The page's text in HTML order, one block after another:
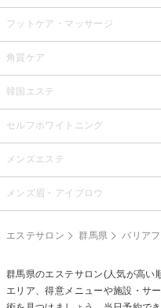
フットケア・マッサージ
角質ケア
韓国エステ
セルフホワイトニング
メンズエステ
メンズ眉・アイブロウ
エステサロン 群馬県 バリア
群馬県のエステサロン(人気が高い
エリア、得意メニューや施設・サ